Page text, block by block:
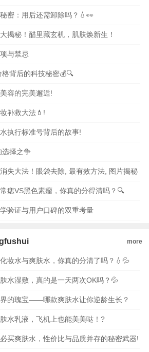
密：用后还需卸除吗？💧👀
揭秘！醋里藏玄机，肌肤焕新生！
与禁忌
背后的科技秘密💰🔍
容的完美邂逅!
补救大法💄!
执行标准号背后的故事!
选择之争
失大法！眼袋去除, 最有效方法, 图片揭秘
痣VS黑色素瘤，你真的分得清吗？🔍
验证与用户口碑的双重考量
more
妆水与爽肤水，你真的分清了吗？💧💦
水湿敷，真的是一天两次OK吗？💦
的瑰宝——哪款爽肤水让你逆龄生长？
水乳液，飞机上也能美美哒！?
买爽肤水，性价比与品质并存的秘密武器!